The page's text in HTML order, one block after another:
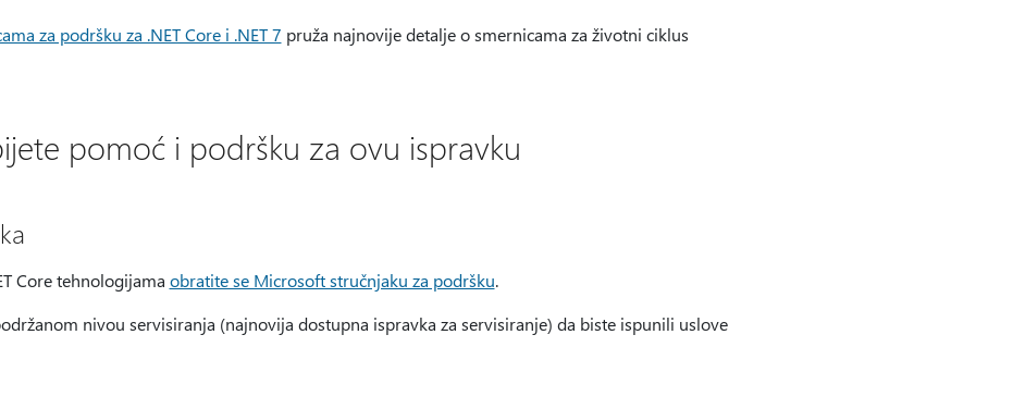
za podršku za .NET Core i .NET 7 pruža najnovije detalje o smernicama za životni ciklus
pomoć i podršku za ovu ispravku
Core tehnologijama obratite se Microsoft stručnjaku za podršku.
nivou servisiranja (najnovija dostupna ispravka za servisiranje) da biste ispunili uslove